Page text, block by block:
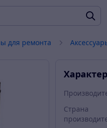
для ремонта
Страна